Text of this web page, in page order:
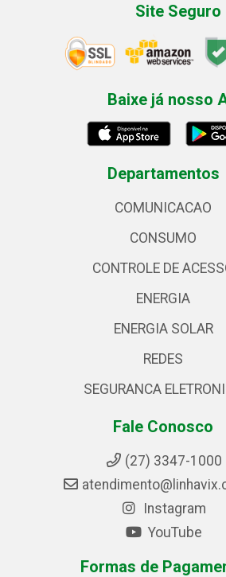
Site Seguro
Baixe já nosso
Departamentos
COMUNICACAO
CONSUMO
CONTROLE DE
ENERGIA
ENERGIA SOLAR
REDES
SEGURANCA
Fale Conosco
(27) 3347-1000
Instagram
YouTube
Formas de